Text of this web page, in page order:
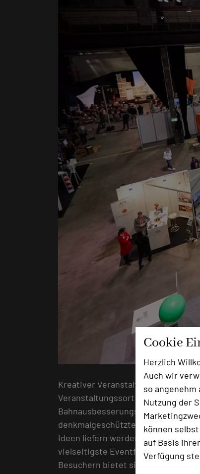
Cookie
Herzlich
Auch wir
so
Nutzung der
können
auf Basis
Verfügung
Kreativer Veranstaltungsort
Veranstaltungssort ist das Gelände
Bahnausbesserungswerkes ist die
denkmalgeschützten Eventhallen
Ideen liefern werden. Ab 2020
vielseitigste Eventfläche
Besuchern bietet sich während